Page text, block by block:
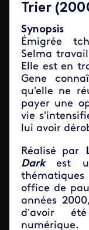
Trier
Synopsis
Émigrée
Selma
Elle est en
Gene
qu'elle ne
payer une
vie
lui avoir
Réalisé par
Darkest
office de
années
d’avoir